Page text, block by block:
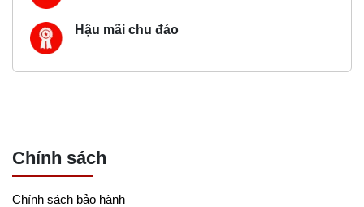
Hậu mãi chu đáo
Chính sách
Chính sách bảo hành